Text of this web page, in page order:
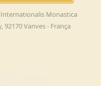
Monastica
92170 Vanves - França